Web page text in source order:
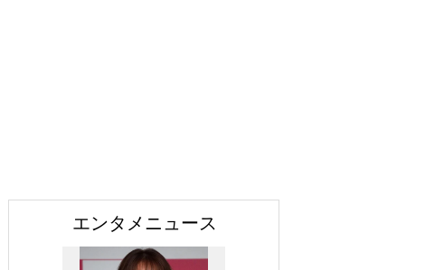
エンタメニュース